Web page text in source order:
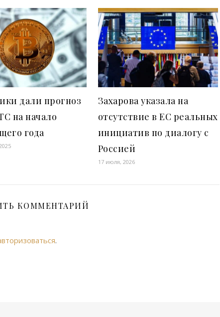
дали прогноз
на начало
года
Захарова указала на
отсутствие в ЕС реальных
инициатив по диалогу с
Россией
17 июля, 2026
КОММЕНТАРИЙ
.